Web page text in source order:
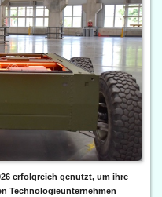
erfolgreich genutzt, um ihre
Technologieunternehmen